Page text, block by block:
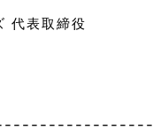
代表取締役